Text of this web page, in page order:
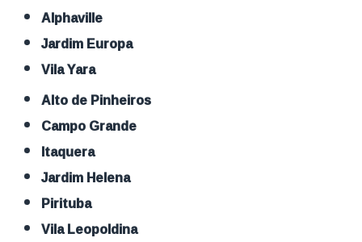
Alphaville
Jardim Europa
Vila Yara
Alto de Pinheiros
Campo Grande
Itaquera
Jardim Helena
Pirituba
Vila Leopoldina